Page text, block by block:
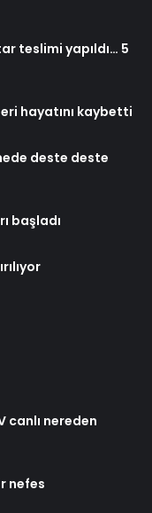
teslimi yapıldı… 5
hayatını kaybetti
deste deste
başladı
canlı nereden
nefes